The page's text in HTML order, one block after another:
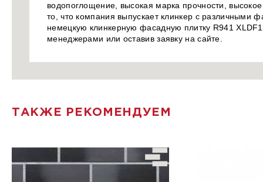
водопоглощение, высокая марка прочности,
то, что компания выпускает клинкер с различными
немецкую клинкерную фасадную плитку R941
менеджерами или оставив заявку на сайте.
ТАКЖЕ РЕКОМЕНДУЕМ